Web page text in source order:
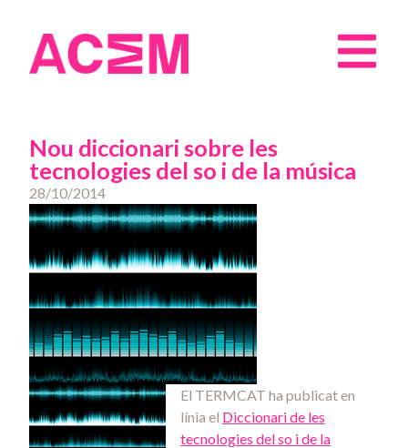
Nou diccionari sobre les
tecnologies del so i de la música
28/10/2014
El TERMCAT ha publicat en
línia el Diccionari de les
tecnologies del so i de la